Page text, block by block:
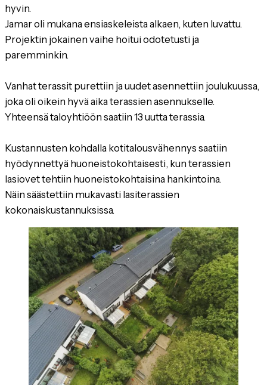
hyvin.
Jamar oli mukana ensiaskeleista alkaen, kuten luvattu.
Projektin jokainen vaihe hoitui odotetusti ja
paremminkin.
Vanhat terassit purettiin ja uudet asennettiin joulukuussa,
joka oli oikein hyvä aika terassien asennukselle.
Yhteensä taloyhtiöön saatiin 13 uutta terassia.
Kustannusten kohdalla kotitalousvähennys saatiin
hyödynnettyä huoneistokohtaisesti, kun terassien
lasiovet tehtiin huoneistokohtaisina hankintoina.
Näin säästettiin mukavasti lasiterassien
kokonaiskustannuksissa.